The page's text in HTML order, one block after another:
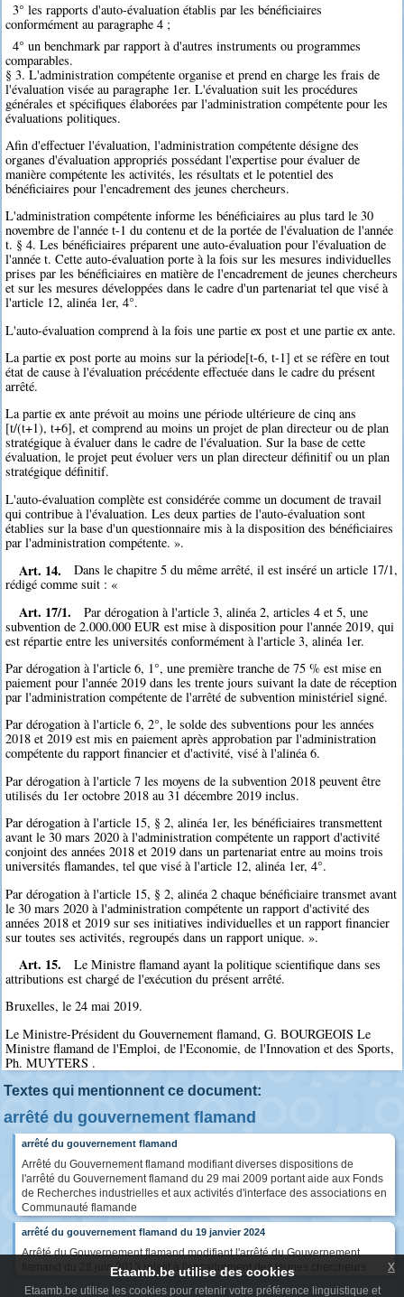
3° les rapports d'auto-évaluation établis par les bénéficiaires
conformément au paragraphe 4 ;
4° un benchmark par rapport à d'autres instruments ou programmes
comparables.
§ 3. L'administration compétente organise et prend en charge les frais de
l'évaluation visée au paragraphe 1er. L'évaluation suit les procédures
générales et spécifiques élaborées par l'administration compétente pour les
évaluations politiques.
Afin d'effectuer l'évaluation, l'administration compétente désigne des
organes d'évaluation appropriés possédant l'expertise pour évaluer de
manière compétente les activités, les résultats et le potentiel des
bénéficiaires pour l'encadrement des jeunes chercheurs.
L'administration compétente informe les bénéficiaires au plus tard le 30
novembre de l'année t-1 du contenu et de la portée de l'évaluation de l'année
t. § 4. Les bénéficiaires préparent une auto-évaluation pour l'évaluation de
l'année t. Cette auto-évaluation porte à la fois sur les mesures individuelles
prises par les bénéficiaires en matière de l'encadrement de jeunes chercheurs
et sur les mesures développées dans le cadre d'un partenariat tel que visé à
l'article 12, alinéa 1er, 4°.
L'auto-évaluation comprend à la fois une partie ex post et une partie ex ante.
La partie ex post porte au moins sur la période[t-6, t-1] et se réfère en tout
état de cause à l'évaluation précédente effectuée dans le cadre du présent
arrêté.
La partie ex ante prévoit au moins une période ultérieure de cinq ans
[t/(t+1), t+6], et comprend au moins un projet de plan directeur ou de plan
stratégique à évaluer dans le cadre de l'évaluation. Sur la base de cette
évaluation, le projet peut évoluer vers un plan directeur définitif ou un plan
stratégique définitif.
L'auto-évaluation complète est considérée comme un document de travail
qui contribue à l'évaluation. Les deux parties de l'auto-évaluation sont
établies sur la base d'un questionnaire mis à la disposition des bénéficiaires
par l'administration compétente. ».
Art. 14.
Dans le chapitre 5 du même arrêté, il est inséré un article 17/1,
rédigé comme suit : «
Art. 17/1.
Par dérogation à l'article 3, alinéa 2, articles 4 et 5, une
subvention de 2.000.000 EUR est mise à disposition pour l'année 2019, qui
est répartie entre les universités conformément à l'article 3, alinéa 1er.
Par dérogation à l'article 6, 1°, une première tranche de 75 % est mise en
paiement pour l'année 2019 dans les trente jours suivant la date de réception
par l'administration compétente de l'arrêté de subvention ministériel signé.
Par dérogation à l'article 6, 2°, le solde des subventions pour les années
2018 et 2019 est mis en paiement après approbation par l'administration
compétente du rapport financier et d'activité, visé à l'alinéa 6.
Par dérogation à l'article 7 les moyens de la subvention 2018 peuvent être
utilisés du 1er octobre 2018 au 31 décembre 2019 inclus.
Par dérogation à l'article 15, § 2, alinéa 1er, les bénéficiaires transmettent
avant le 30 mars 2020 à l'administration compétente un rapport d'activité
conjoint des années 2018 et 2019 dans un partenariat entre au moins trois
universités flamandes, tel que visé à l'article 12, alinéa 1er, 4°.
Par dérogation à l'article 15, § 2, alinéa 2 chaque bénéficiaire transmet avant
le 30 mars 2020 à l'administration compétente un rapport d'activité des
années 2018 et 2019 sur ses initiatives individuelles et un rapport financier
sur toutes ses activités, regroupés dans un rapport unique. ».
Art. 15.
Le Ministre flamand ayant la politique scientifique dans ses
attributions est chargé de l'exécution du présent arrêté.
Bruxelles, le 24 mai 2019.
Le Ministre-Président du Gouvernement flamand, G. BOURGEOIS Le
Ministre flamand de l'Emploi, de l'Economie, de l'Innovation et des Sports,
Ph. MUYTERS .
Textes qui mentionnent ce document:
arrêté du gouvernement flamand
arrêté du gouvernement flamand
Arrêté du Gouvernement flamand modifiant diverses dispositions de
l'arrêté du Gouvernement flamand du 29 mai 2009 portant aide aux Fonds
de Recherches industrielles et aux activités d'interface des associations en
Communauté flamande
arrêté du gouvernement flamand du 19 janvier 2024
Arrêté du Gouvernement flamand modifiant l'arrêté du Gouvernement
flamand du 28 juin 2013 relatif à l'encadrement des jeunes chercheurs
Etaamb.be utilise des cookies
Etaamb.be utilise les cookies pour retenir votre préférence linguistique et
x